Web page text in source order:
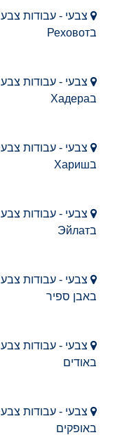
צבעי - עבודות צבע
בРеховот
צבעי - עבודות צבע
בХадера
צבעי - עבודות צבע
בХариш
צבעי - עבודות צבע
בЭйлат
צבעי - עבודות צבע
באבן ספיר
צבעי - עבודות צבע
באודים
צבעי - עבודות צבע
באופקים